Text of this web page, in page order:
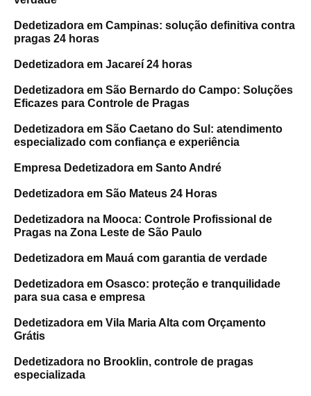
Dedetizadora em Campinas: solução definitiva contra
pragas 24 horas
Dedetizadora em Jacareí 24 horas
Dedetizadora em São Bernardo do Campo: Soluções
Eficazes para Controle de Pragas
Dedetizadora em São Caetano do Sul: atendimento
especializado com confiança e experiência
Empresa Dedetizadora em Santo André
Dedetizadora em São Mateus 24 Horas
Dedetizadora na Mooca: Controle Profissional de
Pragas na Zona Leste de São Paulo
Dedetizadora em Mauá com garantia de verdade
Dedetizadora em Osasco: proteção e tranquilidade
para sua casa e empresa
Dedetizadora em Vila Maria Alta com Orçamento
Grátis
Dedetizadora no Brooklin, controle de pragas
especializada